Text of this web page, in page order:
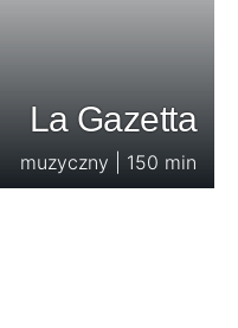
La Gazetta
muzyczny | 150 min